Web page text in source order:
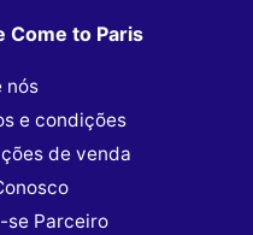
Come to Paris
nós
e condições
de venda
se Parceiro